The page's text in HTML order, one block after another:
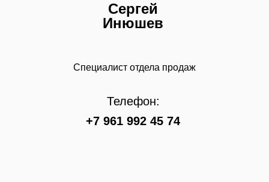
Специалист отдела продаж
Сергей
Инюшев
Телефон:
+7 961 992 45 74